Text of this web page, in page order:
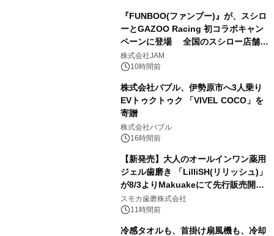
『FUNBOO(ファンブー)』が、スシロ
ーとGAZOO Racing 初コラボキャン
ペーンに登場 全国のスシロー店舗で
GR 4車種の FUNBOO(ミニカー)付き
メニューが展開されます
株式会社JAM
10時間前
株式会社バブル、伊勢原市へ3人乗り
EVトゥクトゥク 「VIVEL COCO」を
寄贈
株式会社バブル
16時間前
【新発売】大人のオールインワン薬用
ジェル歯磨き 「LilliSH(リリッシュ)」
が8/3よりMakuakeにて先行販売開
始！
スモカ歯磨株式会社
11時間前
冷感タオルも、首掛け扇風機も、冷却